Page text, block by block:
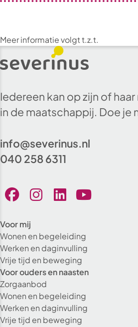
Meer informatie volgt t.z.t.
Iedereen kan op zijn of
in de maatschappij. Doe je
info@severinus.nl
040 258 6311
Voor mij
Wonen en begeleiding
Werken en daginvulling
Vrije tijd en beweging
Voor ouders en naasten
Zorgaanbod
Wonen en begeleiding
Werken en daginvulling
Vrije tijd en beweging